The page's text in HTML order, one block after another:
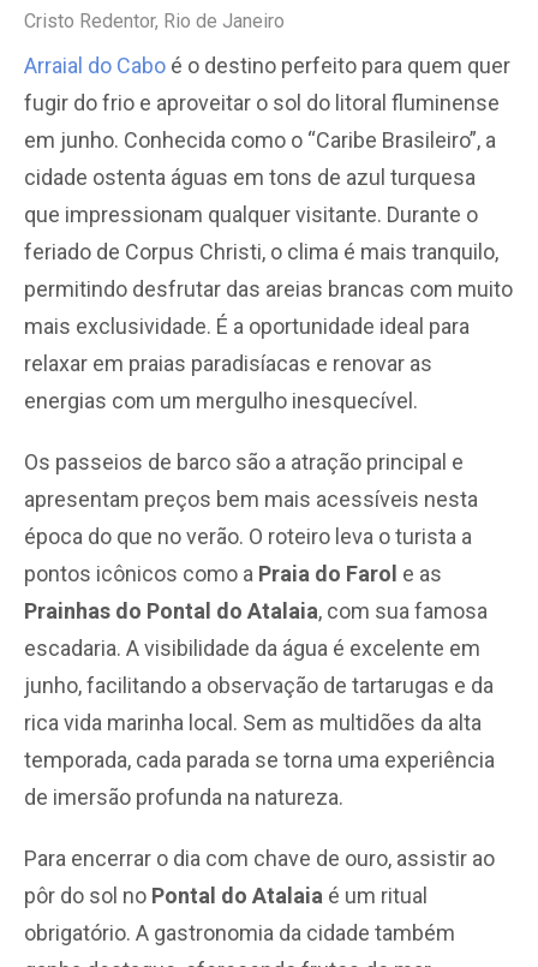
Cristo Redentor, Rio de Janeiro
Arraial do Cabo é o destino perfeito para quem quer
fugir do frio e aproveitar o sol do litoral fluminense
em junho. Conhecida como o “Caribe Brasileiro”, a
cidade ostenta águas em tons de azul turquesa
que impressionam qualquer visitante. Durante o
feriado de Corpus Christi, o clima é mais tranquilo,
permitindo desfrutar das areias brancas com muito
mais exclusividade. É a oportunidade ideal para
relaxar em praias paradisíacas e renovar as
energias com um mergulho inesquecível.
Os passeios de barco são a atração principal e
apresentam preços bem mais acessíveis nesta
época do que no verão. O roteiro leva o turista a
pontos icônicos como a Praia do Farol e as
Prainhas do Pontal do Atalaia, com sua famosa
escadaria. A visibilidade da água é excelente em
junho, facilitando a observação de tartarugas e da
rica vida marinha local. Sem as multidões da alta
temporada, cada parada se torna uma experiência
de imersão profunda na natureza.
Para encerrar o dia com chave de ouro, assistir ao
pôr do sol no Pontal do Atalaia é um ritual
obrigatório. A gastronomia da cidade também